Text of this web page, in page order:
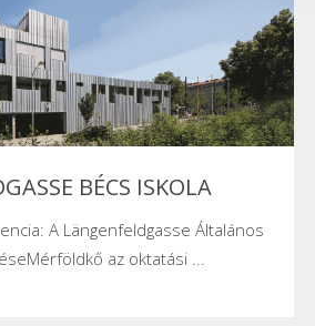
BÉCS ISKOLA
A Längenfeldgasse Általános
az oktatási ...